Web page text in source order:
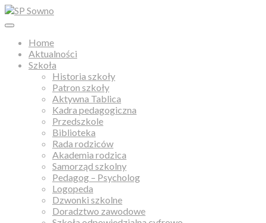
Home
Aktualności
Szkoła
Historia szkoły
Patron szkoły
Aktywna Tablica
Kadra pedagogiczna
Przedszkole
Biblioteka
Rada rodziców
Akademia rodzica
Samorząd szkolny
Pedagog – Psycholog
Logopeda
Dzwonki szkolne
Doradztwo zawodowe